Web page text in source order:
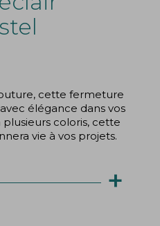
cette fermeture
élégance dans vos
coloris, cette
vie à vos projets.
+